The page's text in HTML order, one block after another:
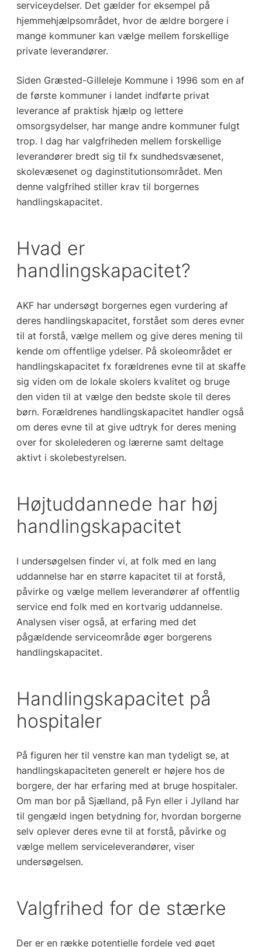
serviceydelser. Det gælder for eksempel på
hjemmehjælpsområdet, hvor de ældre borgere i
mange kommuner kan vælge mellem forskellige
private leverandører.
Siden Græsted-Gilleleje Kommune i 1996 som en af
de første kommuner i landet indførte privat
leverance af praktisk hjælp og lettere
omsorgsydelser, har mange andre kommuner fulgt
trop. I dag har valgfriheden mellem forskellige
leverandører bredt sig til fx sundhedsvæsenet,
skolevæsenet og daginstitutionsområdet. Men
denne valgfrihed stiller krav til borgernes
handlingskapacitet.
Hvad er
handlingskapacitet?
AKF har undersøgt borgernes egen vurdering af
deres handlingskapacitet, forstået som deres evner
til at forstå, vælge mellem og give deres mening til
kende om offentlige ydelser. På skoleområdet er
handlingskapacitet fx forældrenes evne til at skaffe
sig viden om de lokale skolers kvalitet og bruge
den viden til at vælge den bedste skole til deres
børn. Forældrenes handlingskapacitet handler også
om deres evne til at give udtryk for deres mening
over for skolelederen og lærerne samt deltage
aktivt i skolebestyrelsen.
Højtuddannede har høj
handlingskapacitet
I undersøgelsen finder vi, at folk med en lang
uddannelse har en større kapacitet til at forstå,
påvirke og vælge mellem leverandører af offentlig
service end folk med en kortvarig uddannelse.
Analysen viser også, at erfaring med det
pågældende serviceområde øger borgerens
handlingskapacitet.
Handlingskapacitet på
hospitaler
På figuren her til venstre kan man tydeligt se, at
handlingskapaciteten generelt er højere hos de
borgere, der har erfaring med at bruge hospitaler.
Om man bor på Sjælland, på Fyn eller i Jylland har
til gengæld ingen betydning for, hvordan borgerne
selv oplever deres evne til at forstå, påvirke og
vælge mellem serviceleverandører, viser
undersøgelsen.
Valgfrihed for de stærke
Der er en række potentielle fordele ved øget